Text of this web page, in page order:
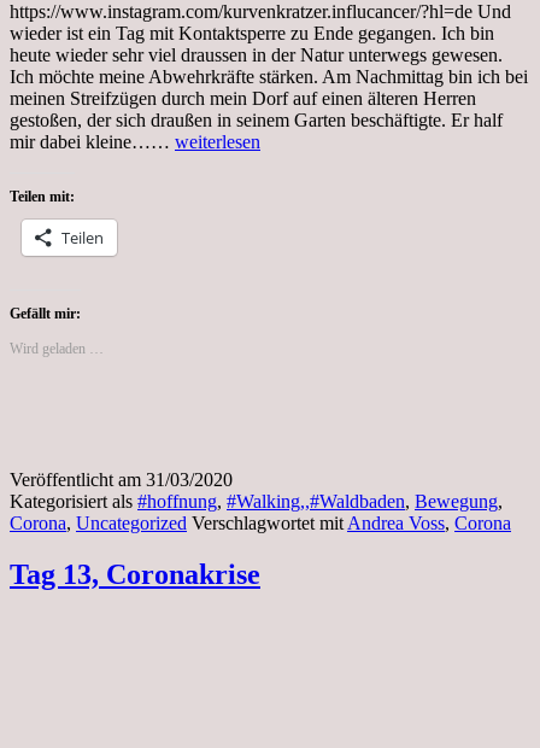
https://www.instagram.com/kurvenkratzer.influcancer/?hl=de Und
wieder ist ein Tag mit Kontaktsperre zu Ende gegangen. Ich bin
heute wieder sehr viel draussen in der Natur unterwegs gewesen.
Ich möchte meine Abwehrkräfte stärken. Am Nachmittag bin ich bei
meinen Streifzügen durch mein Dorf auf einen älteren Herren
gestoßen, der sich draußen in seinem Garten beschäftigte. Er half
mir dabei kleine…… Tag
weiterlesen
Teilen mit:
Teilen
Gefällt mir:
Wird geladen …
Veröffentlicht am 31/03/2020
Kategorisiert als #hoffnung, #Walking,,#Waldbaden, Bewegung,
Corona, Uncategorized Verschlagwortet mitAndrea Voss, Corona
Tag 13, Coronakrise